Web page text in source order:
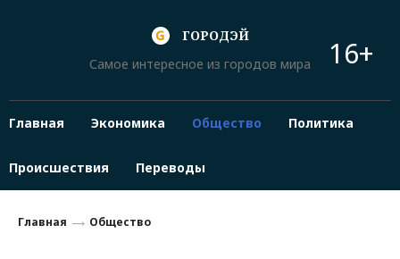
ГОРОДЭЙ
Самое интересное из городов мира
16+
Главная Экономика Общество Политика
Происшествия Переводы
Главная Общество